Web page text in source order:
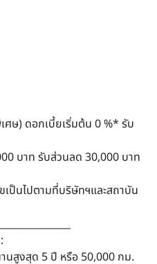
ศษ) ดอกเบี้ยเริ่มต้น 0 %* รับ
บาท รับส่วนลด 30,000 บาท
เป็นไปตามที่บริษัทฯและสถาบัน
นสูงสุด 5 ปี หรือ 50,000 กม.